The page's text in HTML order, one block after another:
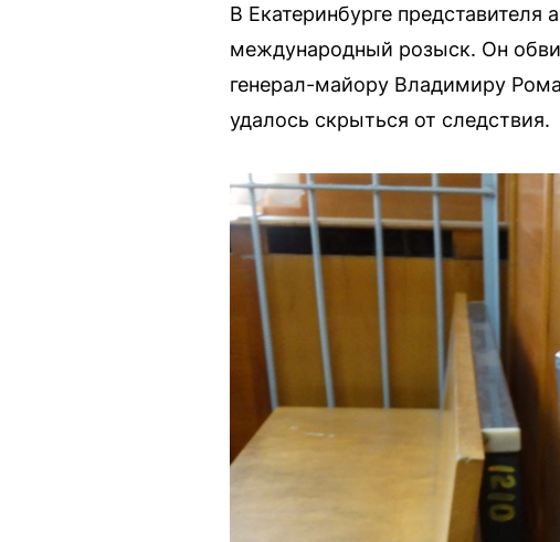
В Екатеринбурге
международный розыск. Он
генерал-майору Владимиру
удалось скрыться от следствия.